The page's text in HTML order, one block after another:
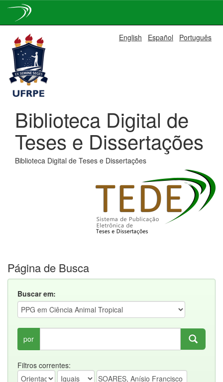
navigation
English Español Português
Biblioteca Digital de
Teses e Dissertações
Biblioteca Digital de Teses e Dissertações
Página de Busca
Buscar em:
por
Filtros correntes: